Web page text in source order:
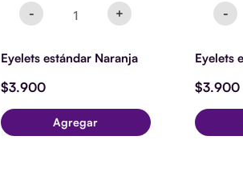
- +
Eyelets estándar Naranja
$3.900
Agregar
-
Eyelets
$3.900